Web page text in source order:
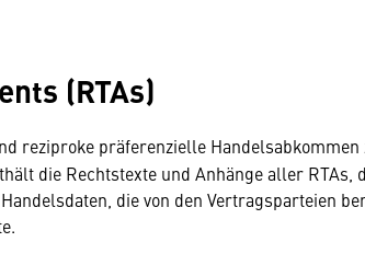
(RTAs)
reziproke präferenzielle Handelsabkommen
die Rechts­texte und Anhänge aller RTAs,
die von den Vertragsparteien